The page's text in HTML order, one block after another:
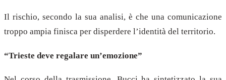
Il rischio, secondo la sua analisi, è che una comunicazione
troppo ampia finisca per disperdere l’identità del territorio.
“Trieste deve regalare un’emozione”